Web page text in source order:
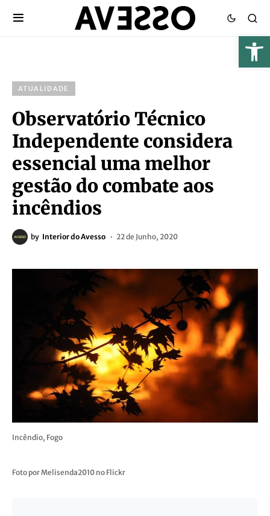
ATUALIDADE
Observatório Técnico
Independente considera
essencial uma melhor
gestão do combate aos
incêndios
by Interior do Avesso 22 de Junho, 2020
Incêndio, Fogo
Foto por Melisenda2010 no Flickr